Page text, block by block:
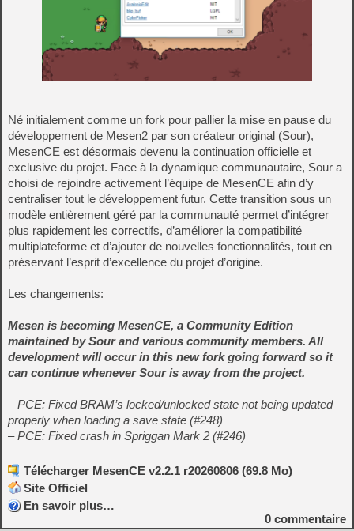
Né initialement comme un fork pour pallier la mise en pause du
développement de Mesen2 par son créateur original (Sour),
MesenCE est désormais devenu la continuation officielle et
exclusive du projet. Face à la dynamique communautaire, Sour a
choisi de rejoindre activement l’équipe de MesenCE afin d’y
centraliser tout le développement futur. Cette transition sous un
modèle entièrement géré par la communauté permet d’intégrer
plus rapidement les correctifs, d’améliorer la compatibilité
multiplateforme et d’ajouter de nouvelles fonctionnalités, tout en
préservant l’esprit d’excellence du projet d’origine.
Les changements:
Mesen is becoming MesenCE, a Community Edition
maintained by Sour and various community members. All
development will occur in this new fork going forward so it
can continue whenever Sour is away from the project.
– PCE: Fixed BRAM’s locked/unlocked state not being updated
properly when loading a save state (#248)
– PCE: Fixed crash in Spriggan Mark 2 (#246)
Télécharger MesenCE v2.2.1 r20260806 (69.8 Mo)
Site Officiel
En savoir plus…
0 commentaire